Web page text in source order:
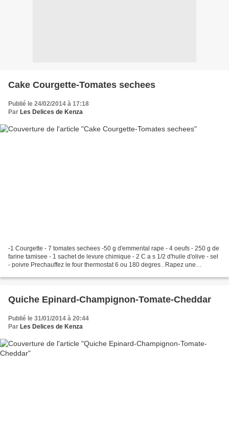
Cake Courgette-Tomates sechees
Publié le 24/02/2014 à 17:18
Par Les Delices de Kenza
-1 Courgette - 7 tomates sechees -50 g d'emmental rape - 4 oeufs - 250 g de
farine tamisee - 1 sachet de levure chimique - 2 C a s 1/2 d'huile d'olive - sel
- poivre Prechauffez le four thermostat 6 ou 180 degres . Rapez une
Quiche Epinard-Champignon-Tomate-Cheddar
Publié le 31/01/2014 à 20:44
Par Les Delices de Kenza